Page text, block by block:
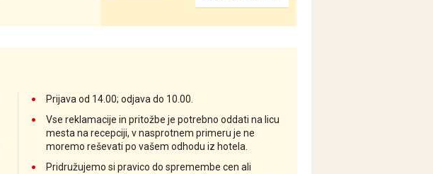
Prijava od 14.00; odjava do 10.00.
Vse reklamacije in pritožbe je potrebno oddati na licu
mesta na recepciji, v nasprotnem primeru je ne
moremo reševati po vašem odhodu iz hotela.
Pridružujemo si pravico do spremembe cen ali